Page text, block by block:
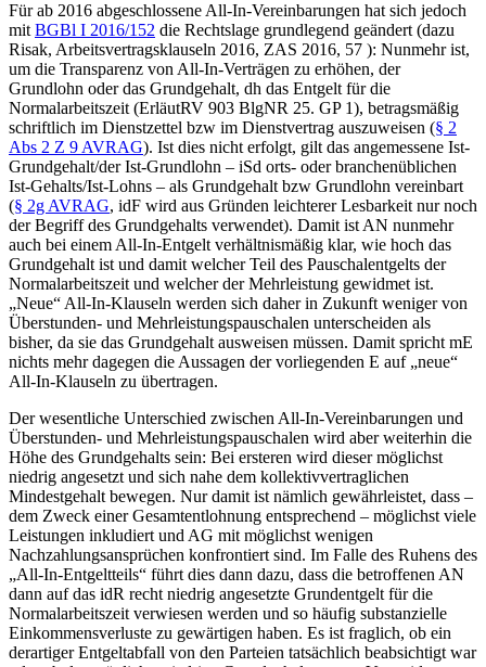
Für ab 2016 abgeschlossene All-In-Vereinbarungen hat sich jedoch
mit BGBl I 2016/152 die Rechtslage grundlegend geändert (dazu
Risak, Arbeitsvertragsklauseln 2016, ZAS 2016, 57 ): Nunmehr ist,
um die Transparenz von All-In-Verträgen zu erhöhen, der
Grundlohn oder das Grundgehalt, dh das Entgelt für die
Normalarbeitszeit (ErläutRV 903 BlgNR 25. GP 1), betragsmäßig
schriftlich im Dienstzettel bzw im Dienstvertrag auszuweisen (§ 2
Abs 2 Z 9 AVRAG). Ist dies nicht erfolgt, gilt das angemessene Ist-
Grundgehalt/der Ist-Grundlohn – iSd orts- oder branchenüblichen
Ist-Gehalts/Ist-Lohns – als Grundgehalt bzw Grundlohn vereinbart
(§ 2g AVRAG, idF wird aus Gründen leichterer Lesbarkeit nur noch
der Begriff des Grundgehalts verwendet). Damit ist AN nunmehr
auch bei einem All-In-Entgelt verhältnismäßig klar, wie hoch das
Grundgehalt ist und damit welcher Teil des Pauschalentgelts der
Normalarbeitszeit und welcher der Mehrleistung gewidmet ist.
„Neue“ All-In-Klauseln werden sich daher in Zukunft weniger von
Überstunden- und Mehrleistungspauschalen unterscheiden als
bisher, da sie das Grundgehalt ausweisen müssen. Damit spricht mE
nichts mehr dagegen die Aussagen der vorliegenden E auf „neue“
All-In-Klauseln zu übertragen.
Der wesentliche Unterschied zwischen All-In-Vereinbarungen und
Überstunden- und Mehrleistungspauschalen wird aber weiterhin die
Höhe des Grundgehalts sein: Bei ersteren wird dieser möglichst
niedrig angesetzt und sich nahe dem kollektivvertraglichen
Mindestgehalt bewegen. Nur damit ist nämlich gewährleistet, dass –
dem Zweck einer Gesamtentlohnung entsprechend – möglichst viele
Leistungen inkludiert und AG mit möglichst wenigen
Nachzahlungsansprüchen konfrontiert sind. Im Falle des Ruhens des
„All-In-Entgeltteils“ führt dies dann dazu, dass die betroffenen AN
dann auf das idR recht niedrig angesetzte Grundentgelt für die
Normalarbeitszeit verwiesen werden und so häufig substanzielle
Einkommensverluste zu gewärtigen haben. Es ist fraglich, ob ein
derartiger Entgeltabfall von den Parteien tatsächlich beabsichtigt war